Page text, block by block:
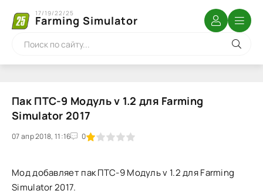
Farming Simulator
17/19/22/25
Пак ПТС-9 Модуль v 1.2 для Farming
Simulator 2017
07 апр 2018, 11:16 0
1 2 3 4 5
Мод добавляет пак ПТС-9 Модуль v 1.2 для Farming
Simulator 2017.